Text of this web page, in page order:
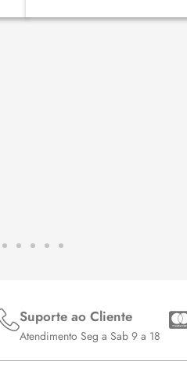
Suporte ao Cliente
Atendimento Seg a Sab 9 a 18